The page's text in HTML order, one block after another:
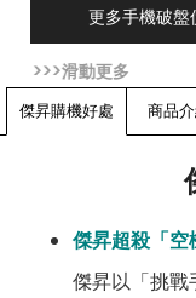
更多手機破盤
傑昇購機好處 商品
傑昇超殺「空
傑昇以「挑戰